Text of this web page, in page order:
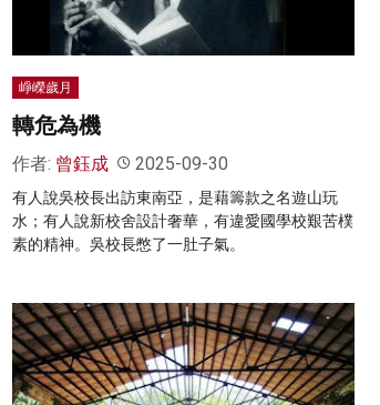
崢嶸歲月
轉危為機
作者: 曾鈺成 2025-09-30
有人說吳校長出訪東南亞，是藉籌款之名遊山玩
水；有人說新校舍設計奢華，有違愛國學校艱苦樸
素的精神。吳校長憋了一肚子氣。